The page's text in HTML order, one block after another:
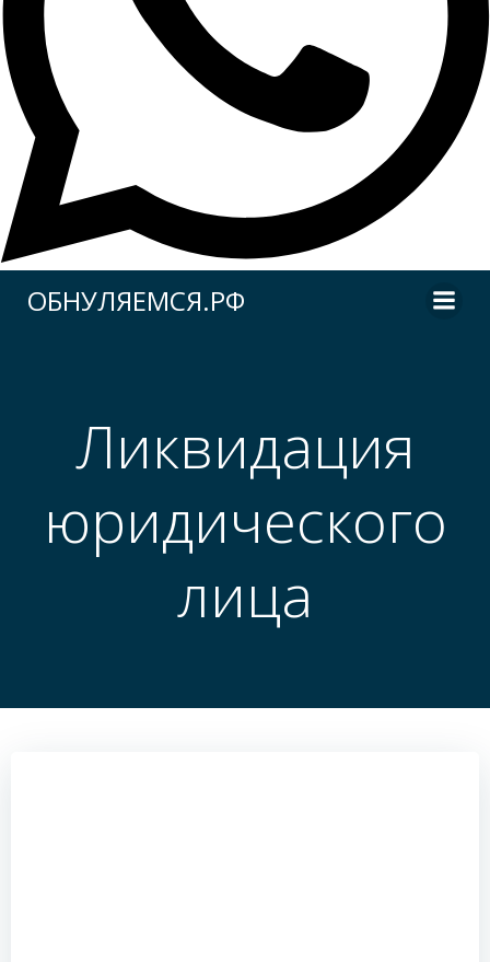
ОБНУЛЯЕМСЯ.РФ
Ликвидация
юридического
лица